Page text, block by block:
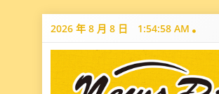
Skip
2026 年 8 月 8 日 1:54:59 AM